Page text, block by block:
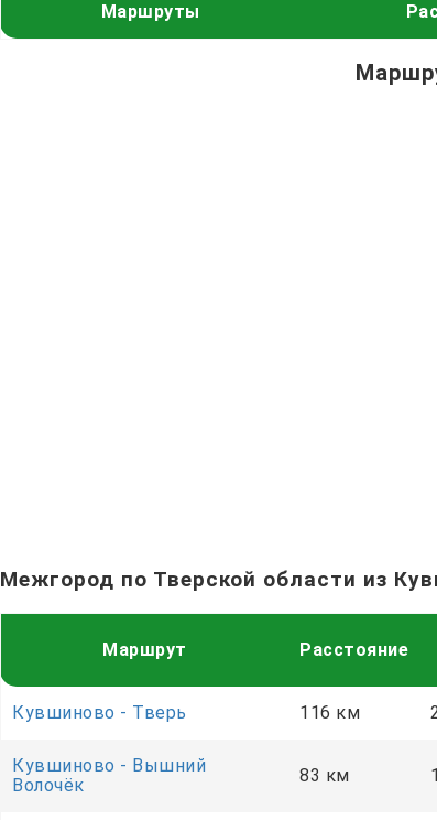
Маршруты
Межгород по Тверской области из
Маршрут Расстояние
Кувшиново - Тверь 116 км
Кувшиново - Вышний
Волочёк
83 км